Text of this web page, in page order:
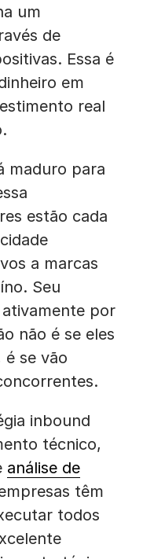
um
de
Essa é
em
real
maduro para
estão cada
a marcas
Seu
por
não é se eles
se vão
inbound
técnico,
análise de
têm
todos